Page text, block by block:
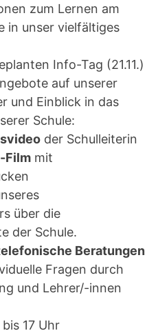
zum Lernen am
in unser vielfältiges
Info-Tag (21.11.)
auf unserer
und Einblick in das
Schule:
der Schulleiterin
Film mit
über die
der Schule.
Beratungen
Fragen durch
und Lehrer/-innen
17 Uhr